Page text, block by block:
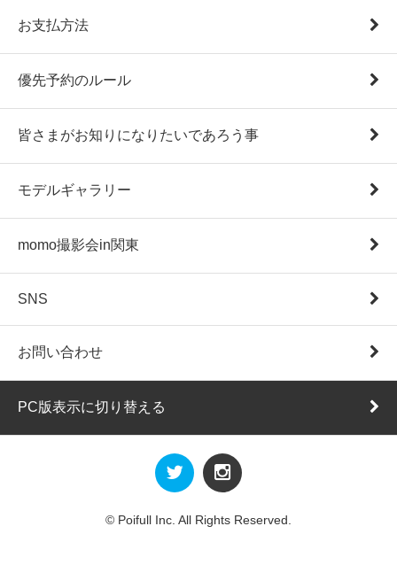
お支払方法
優先予約のルール
皆さまがお知りになりたいであろう事
モデルギャラリー
momo撮影会in関東
SNS
お問い合わせ
PC版表示に切り替える
© Poifull Inc. All Rights Reserved.